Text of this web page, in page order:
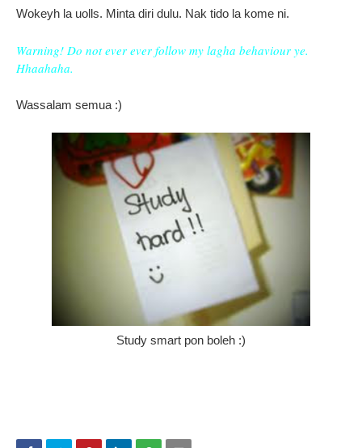
Wokeyh la uolls. Minta diri dulu. Nak tido la kome ni.
Warning! Do not ever ever follow my lagha behaviour ye.
Hhaahaha.
Wassalam semua :)
Study smart pon boleh :)